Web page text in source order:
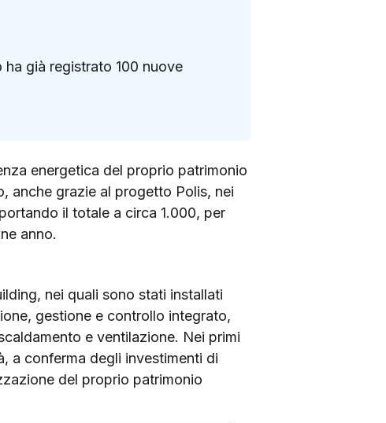
già registrato 100 nuove
energetica del proprio patrimonio
anche grazie al progetto Polis, nei
il totale a circa 1.000, per
anno.
nei quali sono stati installati
gestione e controllo integrato,
e ventilazione. Nei primi
a conferma degli investimenti di
del proprio patrimonio